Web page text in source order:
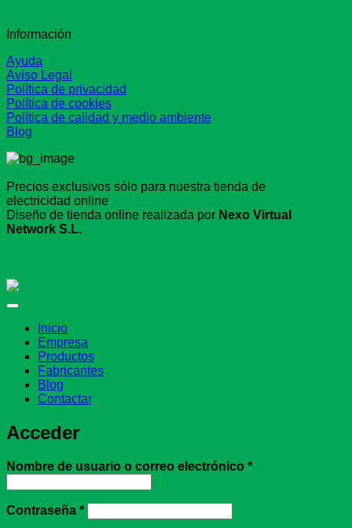
Información
Ayuda
Aviso Legal
Política de privacidad
Política de cookies
Política de calidad y medio ambiente
Blog
Precios exclusivos sólo para nuestra tienda de
electricidad online
Diseño de tienda online realizada por Nexo Virtual
Network S.L.
Inicio
Empresa
Productos
Fabricantes
Blog
Contactar
Acceder
Nombre de usuario o correo electrónico *Obligatorio
Contraseña *Obligatorio